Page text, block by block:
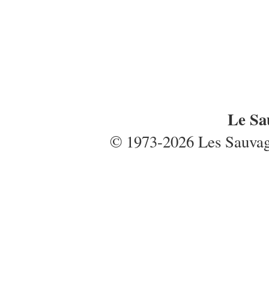
Le
© 1973-2026 Les